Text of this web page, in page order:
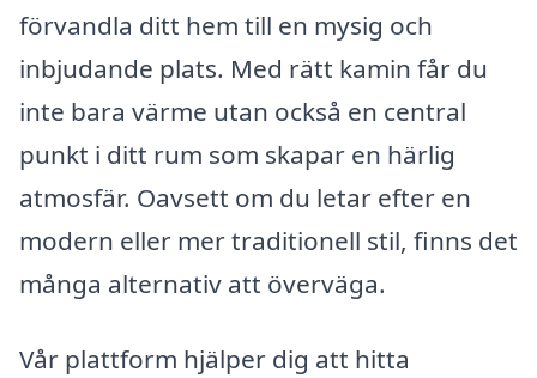
förvandla ditt hem till en mysig och
inbjudande plats. Med rätt kamin får du
inte bara värme utan också en central
punkt i ditt rum som skapar en härlig
atmosfär. Oavsett om du letar efter en
modern eller mer traditionell stil, finns det
många alternativ att överväga.
Vår plattform hjälper dig att hitta